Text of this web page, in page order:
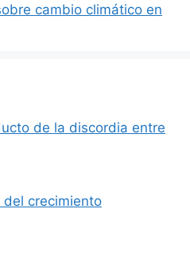
cambio climático en
de la discordia entre
crecimiento